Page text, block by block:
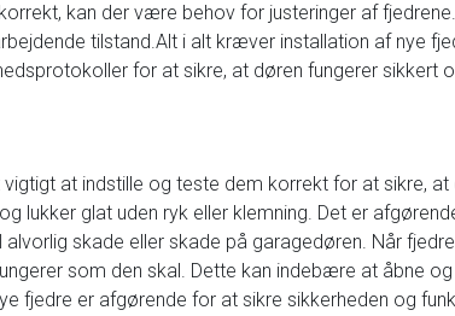
kan der være behov for justeringer af
tilstand.Alt i alt kræver installation af nye
for at sikre, at døren fungerer sikkert
at indstille og teste dem korrekt for at sikre,
lukker glat uden ryk eller klemning. Det er
skade eller skade på garagedøren. Når
som den skal. Dette kan indebære at åbne
fjedre er afgørende for at sikre sikkerheden og